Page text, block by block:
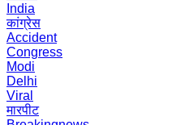
India
कांग्रेस
Accident
Congress
Modi
Delhi
Viral
मारपीट